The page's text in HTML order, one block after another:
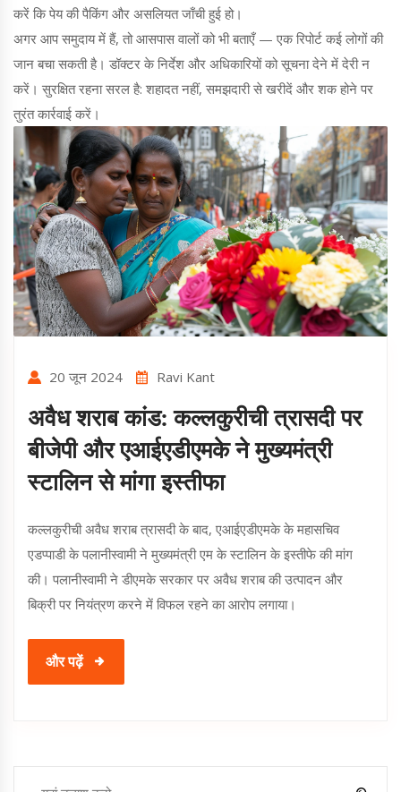
करें कि पेय की पैकिंग और असलियत जाँची हुई हो।
अगर आप समुदाय में हैं, तो आसपास वालों को भी बताएँ — एक रिपोर्ट कई लोगों की
जान बचा सकती है। डॉक्टर के निर्देश और अधिकारियों को सूचना देने में देरी न
करें। सुरक्षित रहना सरल है: शहादत नहीं, समझदारी से खरीदें और शक होने पर
तुरंत कार्रवाई करें।
20 जून 2024 Ravi Kant
अवैध शराब कांड: कल्लकुरीची त्रासदी पर
बीजेपी और एआईएडीएमके ने मुख्यमंत्री
स्टालिन से मांगा इस्तीफा
कल्लकुरीची अवैध शराब त्रासदी के बाद, एआईएडीएमके के महासचिव
एडप्पाडी के पलानीस्वामी ने मुख्यमंत्री एम के स्टालिन के इस्तीफे की मांग
की। पलानीस्वामी ने डीएमके सरकार पर अवैध शराब की उत्पादन और
बिक्री पर नियंत्रण करने में विफल रहने का आरोप लगाया।
और पढ़ें